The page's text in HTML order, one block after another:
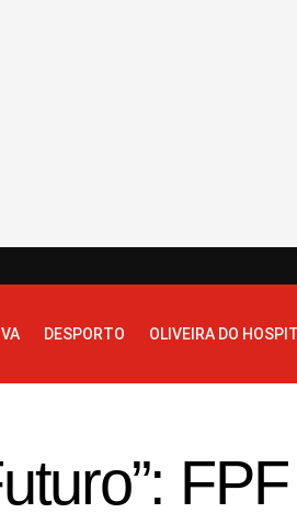
DESPORTO OLIVEIRA DO